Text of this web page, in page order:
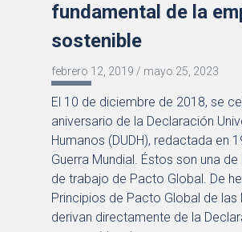
fundamental de la
sostenible
febrero 12, 2019 / mayo 25, 2023
El 10 de diciembre de 2018, se
aniversario de la Declaración
Humanos (DUDH), redactada en
Guerra Mundial. Éstos son una
de trabajo de Pacto Global. De
Principios de Pacto Global de las
derivan directamente de la